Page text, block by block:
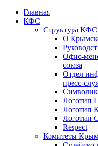
Главная
КФС
Структура КФС
О
Офис-
союза
Отдел
пресс-
Логотип
Логотип
Логотип
Respect
Комитеты